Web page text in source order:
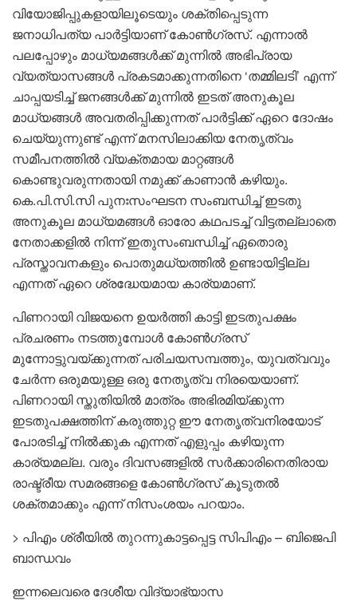
വിയോജിപ്പുകളായിലൂടെയും ശക്തിപ്പെടുന്ന
ജനാധിപത്യ പാർട്ടിയാണ് കോൺഗ്രസ്. എന്നാൽ
പലപ്പോഴും മാധ്യമങ്ങൾക്ക് മുന്നിൽ അഭിപ്രായ
വ്യത്യാസങ്ങൾ പ്രകടമാക്കുന്നതിനെ ‘തമ്മിലടി’ എന്ന്
ചാപ്പയടിച്ച് ജനങ്ങൾക്ക് മുന്നിൽ ഇടത് അനുകൂല
മാധ്യങ്ങൾ അവതരിപ്പിക്കുന്നത് പാർട്ടിക്ക് ഏറെ ദോഷം
ചെയ്യുന്നുണ്ട് എന്ന് മനസിലാക്കിയ നേതൃത്വം
സമീപനത്തിൽ വ്യക്തമായ മാറ്റങ്ങൾ
കൊണ്ടുവരുന്നതായി നമുക്ക് കാണാൻ കഴിയും.
കെ.പി.സി.സി പുനഃസംഘടന സംബന്ധിച്ച് ഇടതു
അനുകൂല മാധ്യമങ്ങൾ ഓരോ കഥപടച്ച് വിട്ടതല്ലാതെ
നേതാക്കളിൽ നിന്ന് ഇതുസംബന്ധിച്ച് ഏതൊരു
പ്രസ്താവനകളും പൊതുമധ്യത്തിൽ ഉണ്ടായിട്ടില്ല
എന്നത് ഏറെ ശ്രദ്ധേയമായ കാര്യമാണ്.
പിണറായി വിജയനെ ഉയർത്തി കാട്ടി ഇടതുപക്ഷം
പ്രചരണം നടത്തുമ്പോൾ കോൺഗ്രസ്
മുന്നോട്ടുവയ്ക്കുന്നത് പരിചയസമ്പത്തും, യുവത്വവും
ചേർന്ന ഒരുമയുള്ള ഒരു നേതൃത്വ നിരയെയാണ്.
പിണറായി സ്തുതിയിൽ മാത്രം അഭിരമിയ്ക്കുന്ന
ഇടതുപക്ഷത്തിന് കരുത്തുറ്റ ഈ നേതൃത്വനിരയോട്
പോരടിച്ച് നിൽക്കുക എന്നത് എളുപ്പം കഴിയുന്ന
കാര്യമല്ല. വരും ദിവസങ്ങളിൽ സർക്കാരിനെതിരായ
രാഷ്ട്രീയ സമരങ്ങളെ കോൺഗ്രസ് കൂടുതൽ
ശക്തമാക്കും എന്ന് നിസംശയം പറയാം.
> പിഎം ശ്രീയിൽ തുറന്നുകാട്ടപ്പെട്ട സിപിഎം – ബിജെപി
ബാന്ധവം
ഇന്നലെവരെ ദേശീയ വിദ്യാഭ്യാസ